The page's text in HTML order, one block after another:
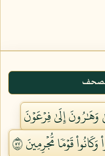
إِلَىٰ فِرۡعَوۡنَ
قَوۡمٗا مُّجۡرِمِينَ ٧٥